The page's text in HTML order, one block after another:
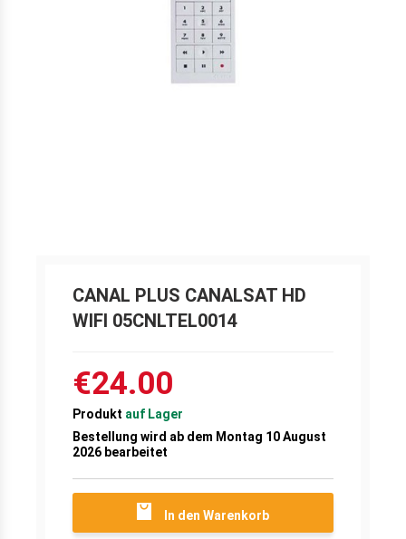
CANAL PLUS CANALSAT HD
WIFI 05CNLTEL0014
€24.00
Produkt auf Lager
Bestellung wird ab dem Montag 10 August
2026 bearbeitet
In den Warenkorb